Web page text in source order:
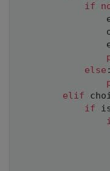
if
else :
elif
if